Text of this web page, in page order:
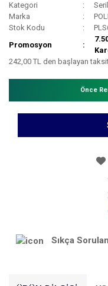
Kategori
Marka
Stok Kodu
Promosyon
242,00 TL den başlayan
Önce
Sıkça